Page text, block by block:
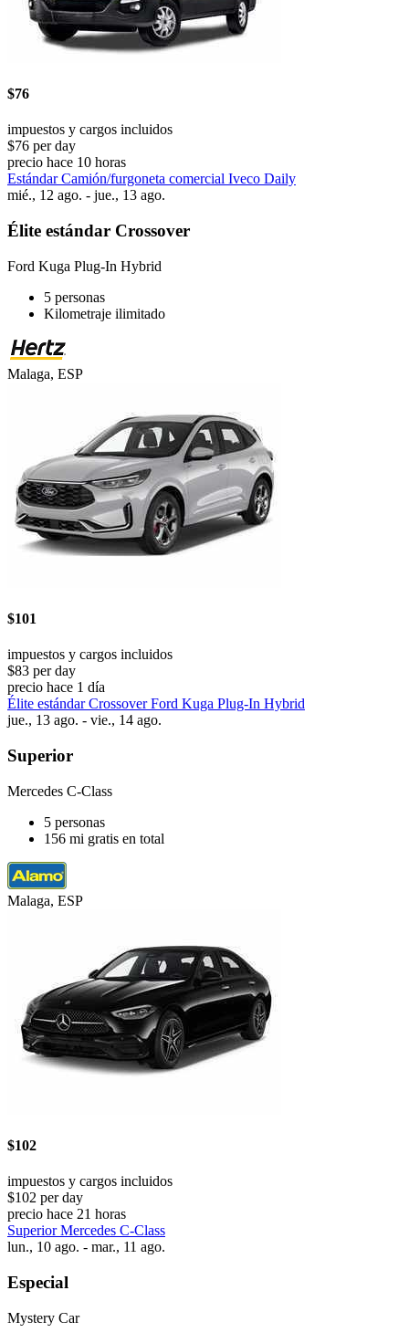
$76
impuestos y cargos incluidos
$76 per day
precio hace 10 horas
Estándar Camión/furgoneta comercial Iveco Daily
mié., 12 ago. - jue., 13 ago.
Élite estándar Crossover
Ford Kuga Plug-In Hybrid
5 personas
Kilometraje ilimitado
Malaga, ESP
$101
impuestos y cargos incluidos
$83 per day
precio hace 1 día
Élite estándar Crossover Ford Kuga Plug-In Hybrid
jue., 13 ago. - vie., 14 ago.
Superior
Mercedes C-Class
5 personas
156 mi gratis en total
Malaga, ESP
$102
impuestos y cargos incluidos
$102 per day
precio hace 21 horas
Superior Mercedes C-Class
lun., 10 ago. - mar., 11 ago.
Especial
Mystery Car